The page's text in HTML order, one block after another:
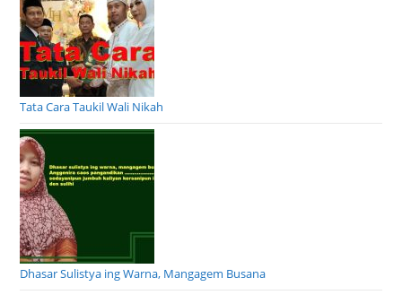
Tata Cara Taukil Wali Nikah
Dhasar Sulistya ing Warna, Mangagem Busana